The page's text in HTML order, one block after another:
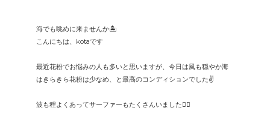
海でも眺めに来ませんか🏝️
こんにちは、kotaです
最近花粉でお悩みの人も多いと思いますが、今日は風も穏やか海
はきらきら花粉は少なめ、と最高のコンディションでした✌️
波も程よくあってサーファーもたくさんいました🏄‍♂️